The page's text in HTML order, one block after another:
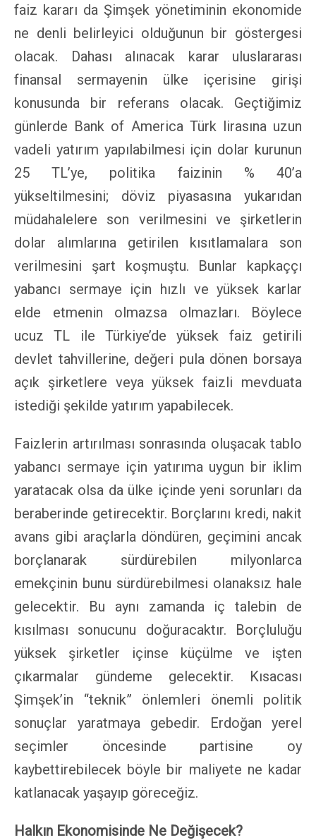
faiz kararı da Şimşek yönetiminin ekonomide
ne denli belirleyici olduğunun bir göstergesi
olacak. Dahası alınacak karar uluslararası
finansal sermayenin ülke içerisine girişi
konusunda bir referans olacak. Geçtiğimiz
günlerde Bank of America Türk lirasına uzun
vadeli yatırım yapılabilmesi için dolar kurunun
25 TL’ye, politika faizinin % 40’a
yükseltilmesini; döviz piyasasına yukarıdan
müdahalelere son verilmesini ve şirketlerin
dolar alımlarına getirilen kısıtlamalara son
verilmesini şart koşmuştu. Bunlar kapkaççı
yabancı sermaye için hızlı ve yüksek karlar
elde etmenin olmazsa olmazları. Böylece
ucuz TL ile Türkiye’de yüksek faiz getirili
devlet tahvillerine, değeri pula dönen borsaya
açık şirketlere veya yüksek faizli mevduata
istediği şekilde yatırım yapabilecek.
Faizlerin artırılması sonrasında oluşacak tablo
yabancı sermaye için yatırıma uygun bir iklim
yaratacak olsa da ülke içinde yeni sorunları da
beraberinde getirecektir. Borçlarını kredi, nakit
avans gibi araçlarla döndüren, geçimini ancak
borçlanarak sürdürebilen milyonlarca
emekçinin bunu sürdürebilmesi olanaksız hale
gelecektir. Bu aynı zamanda iç talebin de
kısılması sonucunu doğuracaktır. Borçluluğu
yüksek şirketler içinse küçülme ve işten
çıkarmalar gündeme gelecektir. Kısacası
Şimşek’in “teknik” önlemleri önemli politik
sonuçlar yaratmaya gebedir. Erdoğan yerel
seçimler öncesinde partisine oy
kaybettirebilecek böyle bir maliyete ne kadar
katlanacak yaşayıp göreceğiz.
Halkın Ekonomisinde Ne Değişecek?